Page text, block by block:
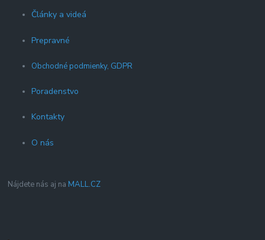
Články a videá
Prepravné
Obchodné podmienky, GDPR
Poradenstvo
Kontakty
O nás
Nájdete nás aj na MALL.CZ